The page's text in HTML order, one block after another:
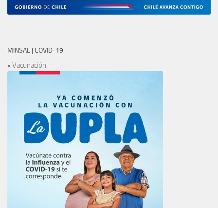
MINSAL | COVID-19
• Vacunación: